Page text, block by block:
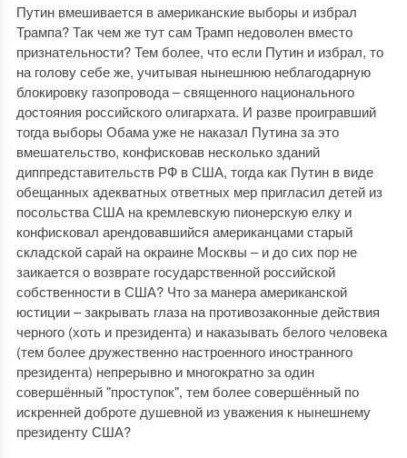
Путин вмешивается в американские выборы и избрал
Трампа? Так чем же тут сам Трамп недоволен вместо
признательности? Тем более, что если Путин и избрал, то
на голову себе же, учитывая нынешнюю неблагодарную
блокировку газопровода ‒ священного национального
достояния российского олигархата. И разве проигравший
тогда выборы Обама уже не наказал Путина за это
вмешательство, конфисковав несколько зданий
диппредставительств РФ в США, тогда как Путин в виде
обещанных адекватных ответных мер пригласил детей из
посольства США на кремлевскую пионерскую елку и
конфисковал арендовавшийся американцами старый
складской сарай на окраине Москвы ‒ и до сих пор не
заикается о возврате государственной российской
собственности в США? Что за манера американской
юстиции ‒ закрывать глаза на противозаконные действия
черного (хоть и президента) и наказывать белого человека
(тем более дружественно настроенного иностранного
президента) непрерывно и многократно за один
совершённый "проступок", тем более совершённый по
искренней доброте душевной из уважения к нынешнему
президенту США?